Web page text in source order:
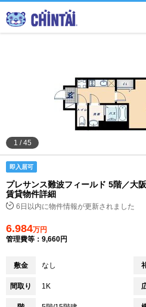
家賃
通勤
物
1 /45
即入居可
プレサンス難波フィールド 5階／大
賃貸物件詳細
6日以内に物件情報が更新されました
6.984万円
管理費等：9,660円
敷金 なし
間取り 1K